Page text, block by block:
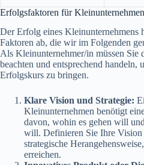
Erfolgsfaktoren für Kleinunternehmen
Der Erfolg eines Kleinunternehmens
Faktoren ab, die wir im Folgenden
Als Kleinunternehmer/in müssen Sie
beachten und entsprechend handeln,
Erfolgskurs zu bringen.
Klare Vision und Strategie:
Kleinunternehmen benötigt
davon, wohin es gehen will
will. Definieren Sie Ihre
strategische
erreichen.